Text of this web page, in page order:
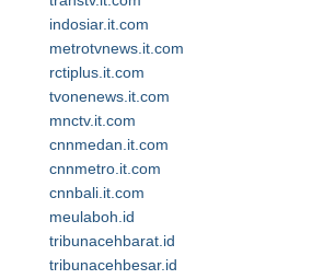
indosiar.it.com
metrotvnews.it.com
rctiplus.it.com
tvonenews.it.com
mnctv.it.com
cnnmedan.it.com
cnnmetro.it.com
cnnbali.it.com
meulaboh.id
tribunacehbarat.id
tribunacehbesar.id